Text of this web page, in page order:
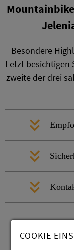
Besondere
Letzt besichtigen
zweite der drei
COOKIE